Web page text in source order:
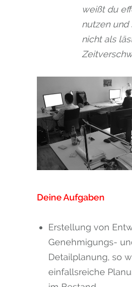
weißt du
nutzen und
nicht als
Deine Aufgaben
Erstellung von
Genehmigungs-
Detailplanung, so
einfallsreiche